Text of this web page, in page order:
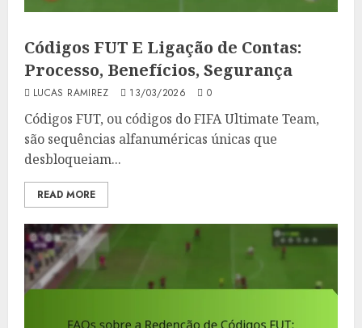
Códigos FUT E Ligação de Contas:
Processo, Benefícios, Segurança
LUCAS RAMIREZ 13/03/2026 0
Códigos FUT, ou códigos do FIFA Ultimate Team,
são sequências alfanuméricas únicas que
desbloqueiam...
READ MORE